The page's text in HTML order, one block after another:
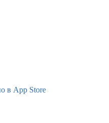
в App Store